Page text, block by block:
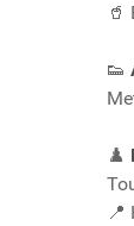
🥤
👟
♟️
📍